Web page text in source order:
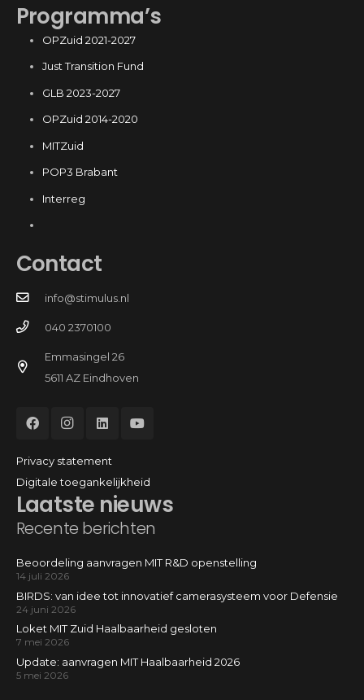
Programma’s
OPZuid 2021-2027
Just Transition Fund
GLB 2023-2027
OPZuid 2014-2020
MITZuid
POP3 Brabant
Interreg
Laatste nieuws
Recente berichten
Beoordeling aanvragen MIT R&D openstelling
14 juli 2026
BIRDS: van idee tot innovatief camerasysteem voor Defensie
24 juni 2026
Loket MIT Zuid Haalbaarheid gesloten
7 mei 2026
Update: aanvragen MIT Haalbaarheid 2026
5 mei 2026
Contact
info@stimulus.nl
040 2370100
Emmasingel 26
5611 AZ Eindhoven
Privacy statement
Digitale toegankelijkheid